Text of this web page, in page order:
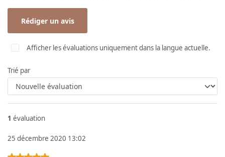
Rédiger un avis
Afficher les évaluations uniquement dans la langue actuelle.
Trié par
1 évaluation
25 décembre 2020 13:02